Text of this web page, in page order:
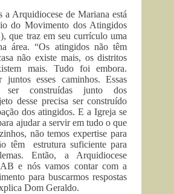
a Arquidiocese de Mariana está
do Movimento dos Atingidos
que traz em seu currículo uma
área. “Os atingidos não têm
não existe mais, os distritos
mais. Tudo foi embora.
juntos esses caminhos. Essas
ser construídas junto dos
desse precisa ser construído
dos atingidos. E a Igreja se
ajudar a servir em tudo o que
não temos expertise para
têm estrutura suficiente para
Então, a Arquidiocese
e nós vamos contar com a
para buscarmos respostas
Dom Geraldo.